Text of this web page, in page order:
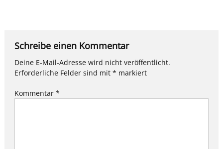
Schreibe einen Kommentar
Deine E-Mail-Adresse wird nicht veröffentlicht.
Erforderliche Felder sind mit * markiert
Kommentar *